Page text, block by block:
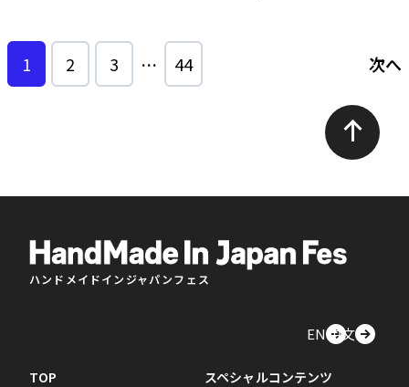
1 2 3 … 44 次へ
ハンドメイドインジャパンフェス
EN中文
TOP
スペシャルコンテンツ